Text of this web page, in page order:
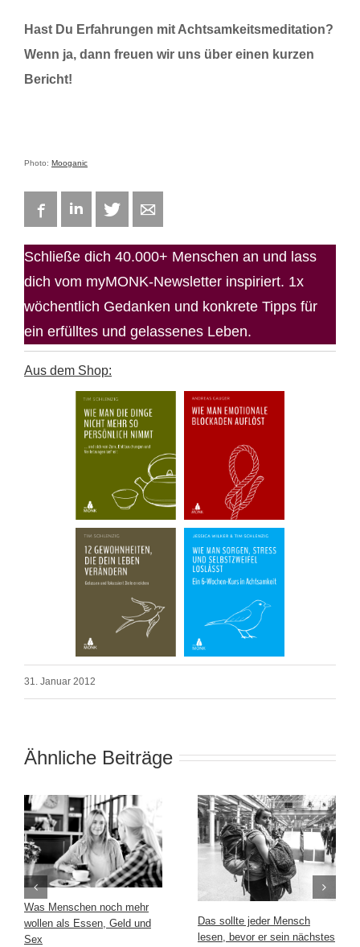
Hast Du Erfahrungen mit Achtsamkeitsmeditation?
Wenn ja, dann freuen wir uns über einen kurzen
Bericht!
Photo: Mooganic
FacebookLinkedIn Twitter
Schließe dich 40.000+ Menschen an und lass
dich vom myMONK-Newsletter inspiriert. 1x
wöchentlich Gedanken und konkrete Tipps für
ein erfülltes und gelassenes Leben.
Aus dem Shop:
31. Januar 2012
Ähnliche Beiträge
Was Menschen noch mehr
wollen als Essen, Geld und
Sex
Das sollte jeder Mensch
lesen, bevor er sein nächstes